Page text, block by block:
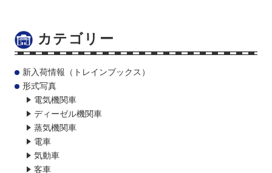
カテゴリー
新入荷情報（トレインブックス）
形式写真
電気機関車
ディーゼル機関車
蒸気機関車
電車
気動車
客車